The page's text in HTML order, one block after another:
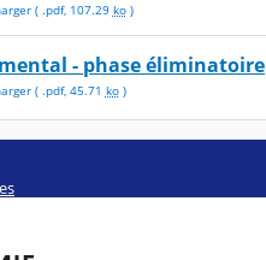
( .pdf, 107.29 ko)
- phase éliminatoire
( .pdf, 45.71 ko)